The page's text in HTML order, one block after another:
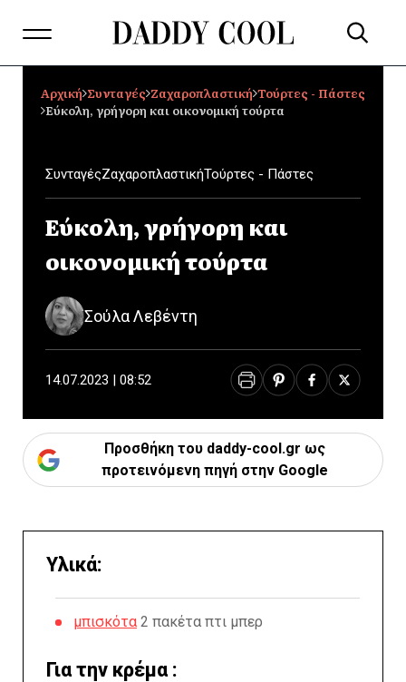
Αρχική Συνταγές Ζαχαροπλαστική Τούρτες - Πάστες
Εύκολη, γρήγορη και οικονομική τούρτα
ΣυνταγέςΖαχαροπλαστικήΤούρτες - Πάστες
Εύκολη, γρήγορη και
οικονομική τούρτα
Σούλα Λεβέντη
14.07.2023 | 08:52
Προσθήκη του daddy-cool.gr ως
προτεινόμενη πηγή στην Google
Υλικά:
μπισκότα 2 πακέτα πτι μπερ
Για την κρέμα :